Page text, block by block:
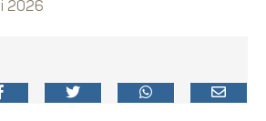
2026